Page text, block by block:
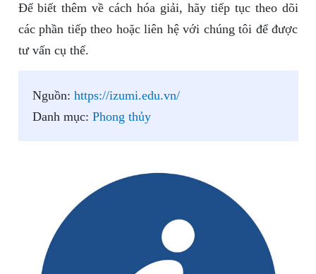
Để biết thêm về cách hóa giải, hãy tiếp tục theo dõi
các phần tiếp theo hoặc liên hệ với chúng tôi để được
tư vấn cụ thể.
Nguồn: https://izumi.edu.vn/
Danh mục: Phong thủy